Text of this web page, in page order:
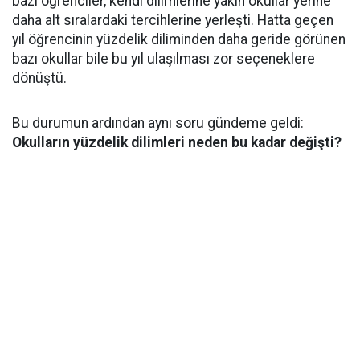
daha alt sıralardaki tercihlerine yerleşti. Hatta geçen
yıl öğrencinin yüzdelik diliminden daha geride görünen
bazı okullar bile bu yıl ulaşılması zor seçeneklere
dönüştü.
Bu durumun ardından aynı soru gündeme geldi:
Okulların yüzdelik dilimleri neden bu kadar değişti?